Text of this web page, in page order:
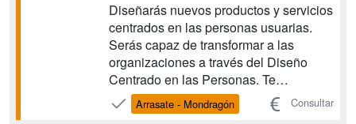
Diseñarás nuevos productos y servicios
centrados en las personas usuarias.
Serás capaz de transformar a las
organizaciones a través del Diseño
Centrado en las Personas. Te
aportamos una formación integral del
diseño, capacitándote para pensar de
Arrasate - Mondragón Consultar